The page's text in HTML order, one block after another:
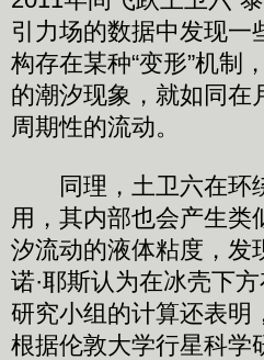
引力场的数据中发现一
构存在某种“变形”机制
的潮汐现象，就如同在
周期性的流动。
同理，土卫六在环绕
用，其内部也会产生类
汐流动的液体粘度，发
诺·耶斯认为在冰壳下
研究小组的计算还表明
根据伦敦大学行星科学